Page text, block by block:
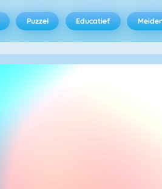
Puzzel Educatief